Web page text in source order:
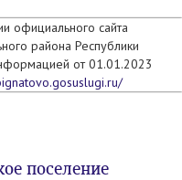
официального сайта
района Республики
от 01.01.2023
поселение